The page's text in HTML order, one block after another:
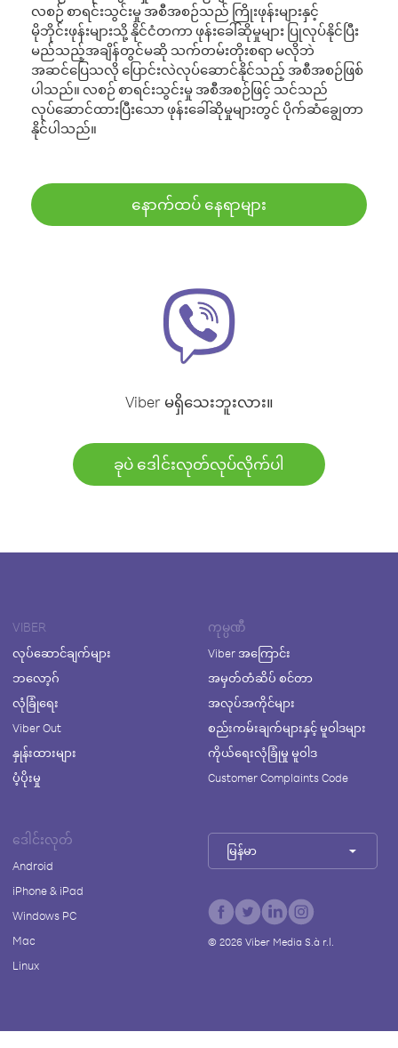
လစဉ် စာရင်းသွင်းမှု အစီအစဉ်သည် ကြိုးဖုန်းများနှင့်
မိုဘိုင်းဖုန်းများသို့ နိုင်ငံတကာ ဖုန်းခေါ်ဆိုမှုများ ပြုလုပ်နိုင်ပြီး
မည်သည့်အချိန်တွင်မဆို သက်တမ်းတိုးစရာ မလိုဘဲ
အဆင်ပြေသလို ပြောင်းလဲလုပ်ဆောင်နိုင်သည့် အစီအစဉ်ဖြစ်
ပါသည်။ လစဉ် စာရင်းသွင်းမှု အစီအစဉ်ဖြင့် သင်သည်
လုပ်ဆောင်ထားပြီးသော ဖုန်းခေါ်ဆိုမှုများတွင် ပိုက်ဆံချွေတာ
နိုင်ပါသည်။
နောက်ထပ် နေရာများ
Viber မရှိသေးဘူးလား။
ခုပဲ ဒေါင်းလုတ်လုပ်လိုက်ပါ
VIBER
လုပ်ဆောင်ချက်များ
ဘလော့ဂ်
လုံခြုံရေး
Viber Out
နှုန်းထားများ
ပံ့ပိုးမှု
ကုမ္ပဏီ
Viber အကြောင်း
အမှတ်တံဆိပ် စင်တာ
အလုပ်အကိုင်များ
စည်းကမ်းချက်များနှင့် မူဝါဒများ
ကိုယ်ရေးလုံခြုံမှု မူဝါဒ
Customer Complaints Code
ဒေါင်းလုတ်
Android
iPhone & iPad
Windows PC
Mac
Linux
မြန်မာ
© 2026Viber Media S.à r.l.